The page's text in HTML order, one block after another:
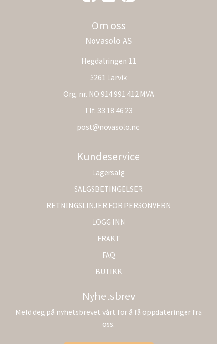
Om oss
Novasolo AS
Hegdalringen 11
3261 Larvik
Org. nr. NO 914 991 412 MVA
Tlf: 33 18 46 23
post@novasolo.no
Kundeservice
Lagersalg
SALGSBETINGELSER
RETNINGSLINJER FOR PERSONVERN
LOGG INN
FRAKT
FAQ
BUTIKK
Nyhetsbrev
Meld deg på nyhetsbrevet vårt for å få oppdateringer fra
oss.